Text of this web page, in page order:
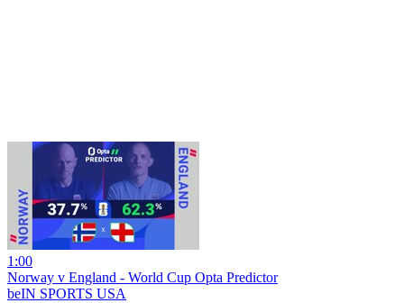
1:00
Norway v England - World Cup Opta Predictor
beIN SPORTS USA